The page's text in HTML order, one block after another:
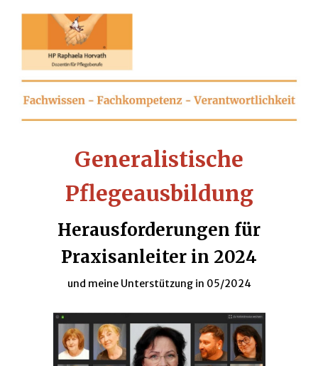
Generalistische
Pflegeausbildung
Herausforderungen für
Praxisanleiter in 2024
und meine Unterstützung in 05/2024